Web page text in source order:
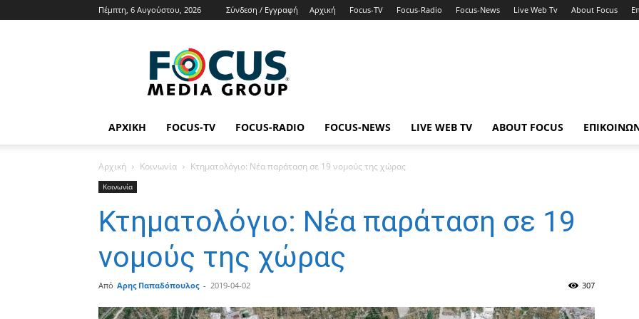
Πέμπτη, 6 Αυγούστου, 2026 Σύνδεση / Εγγραφή Αρχική Focus-TV Focus-Radio Focus-News Live Web Tv About Focus
Focus
Media
Group
Tv
News
ΑΡΧΙΚΉ FOCUS-TV FOCUS-RADIO FOCUS-NEWS LIVE WEB TV ABOUT FOCUS
Αρχική Κοινωνία Κτηματολόγιο: Νέα παράταση σε 19 νομούς της χώρας
Κοινωνία
Κτηματολόγιο: Νέα παράταση σε 19
νομούς της χώρας
Από Αρης Παπαδόπουλος - 2019-04-02 307